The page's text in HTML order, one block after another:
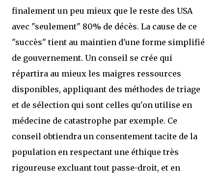
finalement un peu mieux que le reste des USA
avec "seulement" 80% de décès. La cause de ce
"succès" tient au maintien d'une forme simplifié
de gouvernement. Un conseil se crée qui
répartira au mieux les maigres ressources
disponibles, appliquant des méthodes de triage
et de sélection qui sont celles qu'on utilise en
médecine de catastrophe par exemple. Ce
conseil obtiendra un consentement tacite de la
population en respectant une éthique très
rigoureuse excluant tout passe-droit, et en